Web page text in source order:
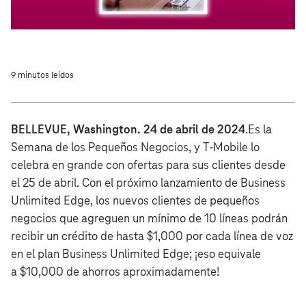
9 minutos leídos
BELLEVUE, Washington. 24 de abril de 2024.Es la
Semana de los Pequeños Negocios, y T‑Mobile lo
celebra en grande con ofertas para sus clientes desde
el 25 de abril. Con el próximo lanzamiento de Business
Unlimited Edge, los nuevos clientes de pequeños
negocios que agreguen un mínimo de 10 líneas podrán
recibir un crédito de hasta $1,000 por cada línea de voz
en el plan Business Unlimited Edge; ¡eso equivale
a $10,000 de ahorros aproximadamente!